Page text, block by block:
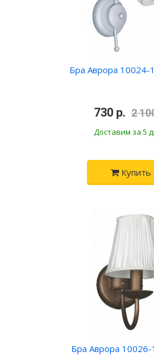
Бра Аврора 10024-
730 р. 2
Доставим за 5
Купить
Бра Аврора 10026-